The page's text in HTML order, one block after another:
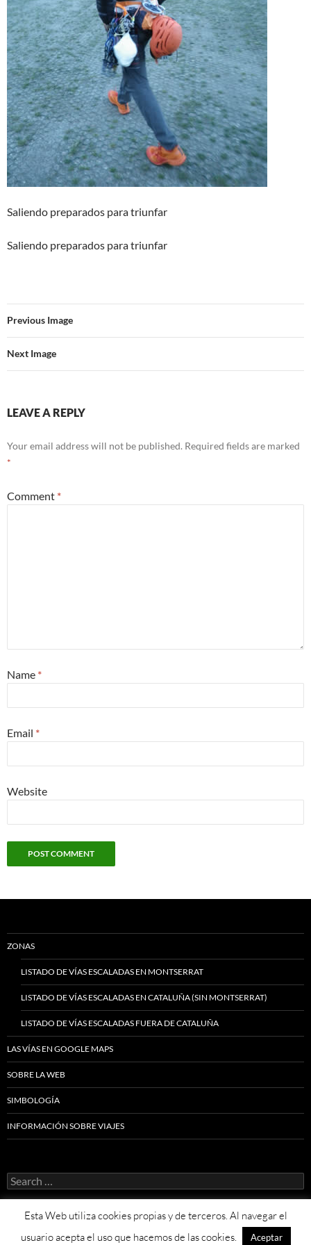
Saliendo preparados para triunfar
Saliendo preparados para triunfar
Previous Image
Next Image
LEAVE A REPLY
Your email address will not be published. Required fields are marked
*
Comment *
Name *
Email *
Website
ZONAS
LISTADO DE VÍAS ESCALADAS EN MONTSERRAT
LISTADO DE VÍAS ESCALADAS EN CATALUÑA (SIN MONTSERRAT)
LISTADO DE VÍAS ESCALADAS FUERA DE CATALUÑA
LAS VÍAS EN GOOGLE MAPS
SOBRE LA WEB
SIMBOLOGÍA
INFORMACIÓN SOBRE VIAJES
Search
for:
Proudly powered by WordPress
Esta Web utiliza cookies propias y de terceros. Al navegar el
usuario acepta el uso que hacemos de las cookies.
Aceptar